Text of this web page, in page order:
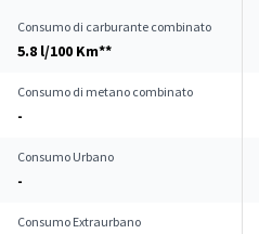
Consumo di carburante combinato
5.8 l/100 Km**
Consumo di metano combinato
-
Consumo Urbano
-
Consumo Extraurbano